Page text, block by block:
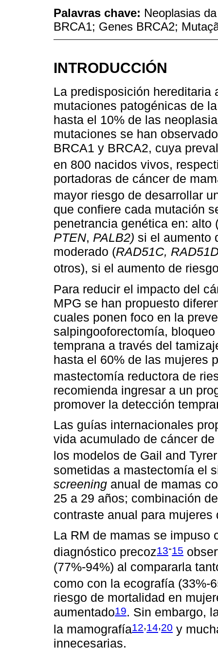
Palavras chave: Neoplasias
BRCA1; Genes BRCA2;
INTRODUCCIÓN
La predisposición hereditaria
mutaciones patogénicas de
hasta el 10% de las
mutaciones se han
BRCA1 y BRCA2, cuya
en 800 nacidos vivos,
portadoras de cáncer de
mayor riesgo de desarrollar
que confiere cada mutación
penetrancia genética en: alto
PTEN, PALB2) si el aumento
moderado (RAD51C,
otros), si el aumento de
Para reducir el impacto del
MPG se han propuesto
cuales ponen foco en la
salpingooforectomía,
temprana a través del
hasta el 60% de las mujeres
mastectomía reductora de
recomienda ingresar a un
promover la detección
Las guías internacionales
vida acumulado de cáncer
los modelos de Gail and
sometidas a mastectomía el
screening anual de mamas
25 a 29 años; combinación
contraste anual para mujeres
La RM de mamas se impuso
diagnóstico precoz13-15
(77%-94%) al compararla
como con la ecografía (33%-
riesgo de mortalidad en
aumentado19. Sin embargo,
la mamografía12,14,20 y
innecesarias.